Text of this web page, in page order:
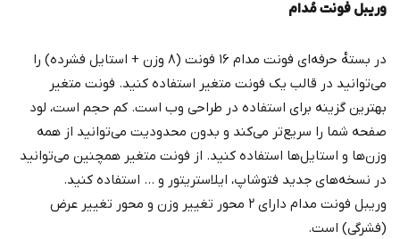
وریبل فونت مُدام
در بسته‌ٔ حرفه‌ای فونت مدام ۱۶ فونت (۸ وزن + استایل فشرده) را
می‌توانید در قالب یک فونت متغیر استفاده کنید. فونت متغیر
بهترین گزینه برای استفاده در طراحی وب است. کم حجم است، لود
صفحه شما را سریع‌تر می‌کند و بدون محدودیت می‌توانید از همه
وزن‌ها و استایل‌ها استفاده کنید. از فونت متغیر همچنین می‌توانید
در نسخه‌های جدید فتوشاپ، ایلاستریتور و ... استفاده کنید.
وریبل فونت مدام دارای ۲ محور تغییر وزن و محور تغییر عرض
(فشرگی) است.